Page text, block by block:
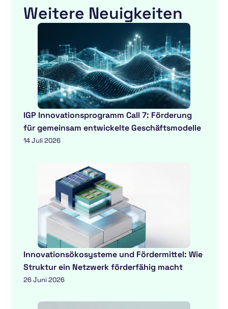
Weitere Neuigkeiten
IGP Innovationsprogramm Call 7: Förderung
für gemeinsam entwickelte Geschäftsmodelle
14 Juli 2026
Innovationsökosysteme und Fördermittel: Wie
Struktur ein Netzwerk förderfähig macht
26 Juni 2026